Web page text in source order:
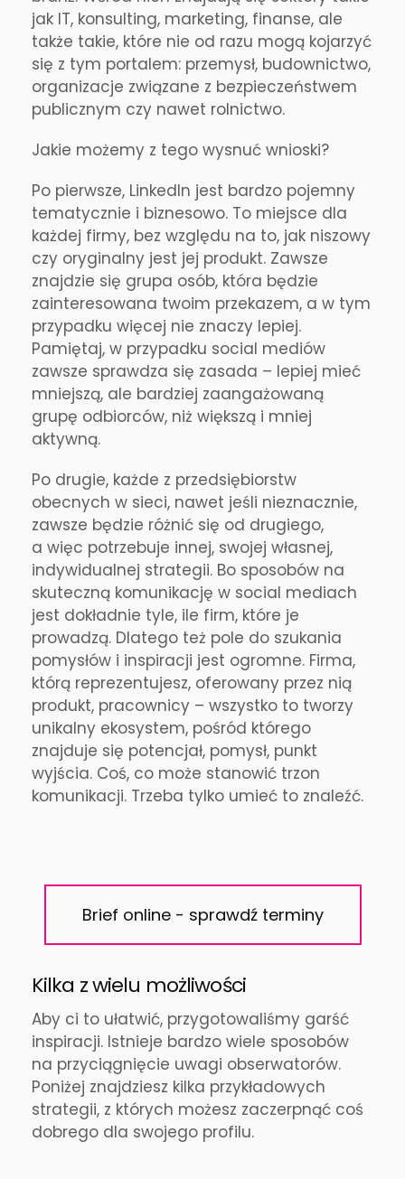
jak IT, konsulting, marketing, finanse, ale
także takie, które nie od razu mogą kojarzyć
się z tym portalem: przemysł, budownictwo,
organizacje związane z bezpieczeństwem
publicznym czy nawet rolnictwo.
Jakie możemy z tego wysnuć wnioski?
Po pierwsze, LinkedIn jest bardzo pojemny
tematycznie i biznesowo. To miejsce dla
każdej firmy, bez względu na to, jak niszowy
czy oryginalny jest jej produkt. Zawsze
znajdzie się grupa osób, która będzie
zainteresowana twoim przekazem, a w tym
przypadku więcej nie znaczy lepiej.
Pamiętaj, w przypadku social mediów
zawsze sprawdza się zasada – lepiej mieć
mniejszą, ale bardziej zaangażowaną
grupę odbiorców, niż większą i mniej
aktywną.
Po drugie, każde z przedsiębiorstw
obecnych w sieci, nawet jeśli nieznacznie,
zawsze będzie różnić się od drugiego,
a więc potrzebuje innej, swojej własnej,
indywidualnej strategii. Bo sposobów na
skuteczną komunikację w social mediach
jest dokładnie tyle, ile firm, które je
prowadzą. Dlatego też pole do szukania
pomysłów i inspiracji jest ogromne. Firma,
którą reprezentujesz, oferowany przez nią
produkt, pracownicy – wszystko to tworzy
unikalny ekosystem, pośród którego
znajduje się potencjał, pomysł, punkt
wyjścia. Coś, co może stanowić trzon
komunikacji. Trzeba tylko umieć to znaleźć.
Brief online - sprawdź terminy
Kilka z wielu możliwości
Aby ci to ułatwić, przygotowaliśmy garść
inspiracji. Istnieje bardzo wiele sposobów
na przyciągnięcie uwagi obserwatorów.
Poniżej znajdziesz kilka przykładowych
strategii, z których możesz zaczerpnąć coś
dobrego dla swojego profilu.